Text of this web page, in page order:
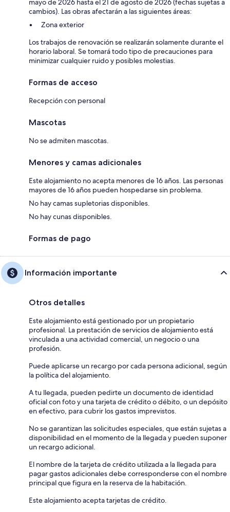
cambios). Las obras afectarán a las siguientes áreas:
Zona exterior
Los trabajos de renovación se realizarán solamente durante el
horario laboral. Se tomará todo tipo de precauciones para
minimizar cualquier ruido y posibles molestias.
Formas de acceso
Recepción con personal
Mascotas
No se admiten mascotas.
Menores y camas adicionales
Este alojamiento no acepta menores de 16 años. Las personas
mayores de 16 años pueden hospedarse sin problema.
No hay camas supletorias disponibles.
No hay cunas disponibles.
Formas de pago
Información importante
Otros detalles
Este alojamiento está gestionado por un propietario
profesional. La prestación de servicios de alojamiento está
vinculada a una actividad comercial, un negocio o una
profesión.
Puede aplicarse un recargo por cada persona adicional, según
la política del alojamiento.
A tu llegada, pueden pedirte un documento de identidad
oficial con foto y una tarjeta de crédito o débito, o un depósito
en efectivo, para cubrir los gastos imprevistos.
No se garantizan las solicitudes especiales, que están sujetas a
disponibilidad en el momento de la llegada y pueden suponer
un recargo adicional.
El nombre de la tarjeta de crédito utilizada a la llegada para
pagar gastos adicionales debe corresponderse con el nombre
principal que figura en la reserva de la habitación.
Este alojamiento acepta tarjetas de crédito.